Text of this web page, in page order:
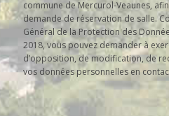
commune de Mercurol-Veaunes,
demande de réservation de salle.
Général de la Protection des
2018, vous pouvez demander à
d’opposition, de modification, de
vos données personnelles en